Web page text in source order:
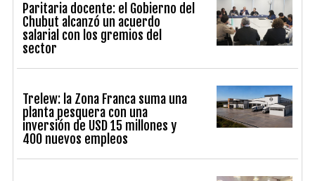
Paritaria docente: el Gobierno del
Chubut alcanzó un acuerdo
salarial con los gremios del
sector
Trelew: la Zona Franca suma una
planta pesquera con una
inversión de USD 15 millones y
400 nuevos empleos